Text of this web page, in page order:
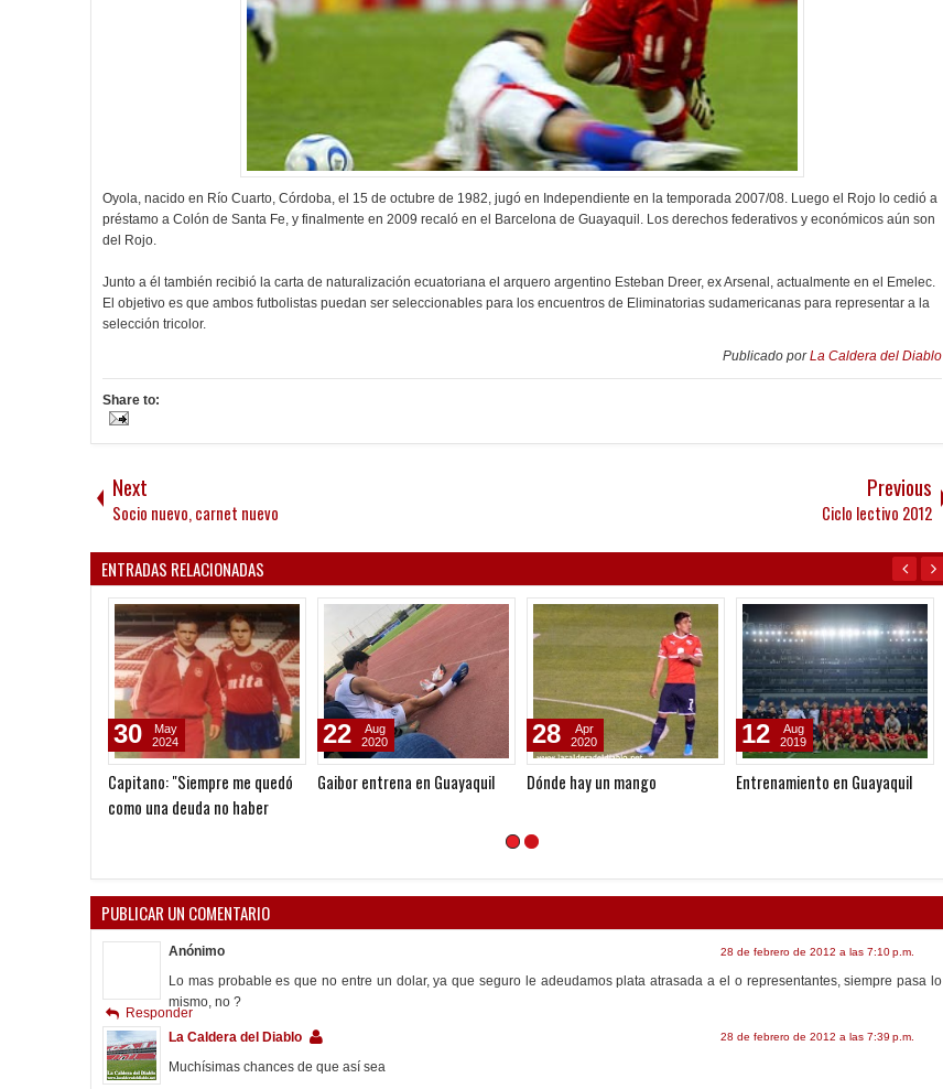
Oyola, nacido en Río Cuarto, Córdoba, el 15 de octubre de 1982, jugó en Independiente en la temporada 2007/08. Luego el Rojo lo cedió a
préstamo a Colón de Santa Fe, y finalmente en 2009 recaló en el Barcelona de Guayaquil. Los derechos federativos y económicos aún son
del Rojo.
Junto a él también recibió la carta de naturalización ecuatoriana el arquero argentino Esteban Dreer, ex Arsenal, actualmente en el Emelec.
El objetivo es que ambos futbolistas puedan ser seleccionables para los encuentros de Eliminatorias sudamericanas para representar a la
selección tricolor.
Publicado porLa Caldera del Diablo
Share to:
Next
Socio nuevo, carnet nuevo
Previous
Ciclo lectivo 2012
ENTRADAS RELACIONADAS
Entrenamiento en Guayaquil
31
Jul
2019
Gaibor en Dubai
10
Jul
2019
Una historia de Piratas
13
Nov
2012
Informe de los prestados
10
Aug
2010
PUBLICAR UN COMENTARIO
Anónimo 28 de febrero de 2012 a las 7:10 p.m.
Lo mas probable es que no entre un dolar, ya que seguro le adeudamos plata atrasada a el o representantes, siempre pasa lo
mismo, no ?
Responder
La Caldera del Diablo
28 de febrero de 2012 a las 7:39 p.m.
Muchísimas chances de que así sea